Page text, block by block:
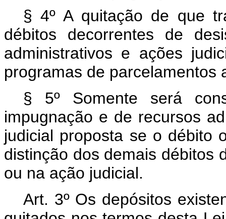
§ 4º A quitação de que
débitos decorrentes de
administrativos e ações
programas de parcelamentos
§ 5º Somente será
impugnação e de recursos
judicial proposta se o débito
distinção dos demais débitos
ou na ação judicial.
Art. 3º Os depósitos